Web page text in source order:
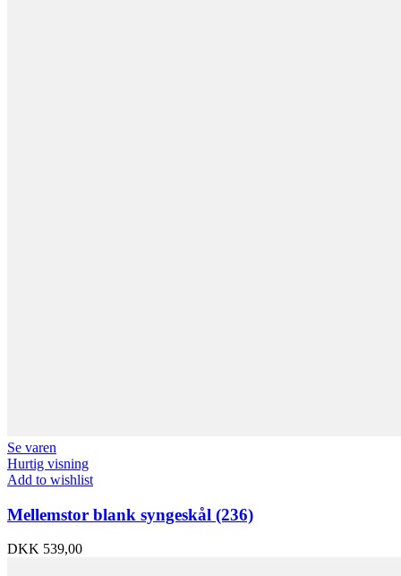
Se varen
Hurtig visning
Add to wishlist
Mellemstor blank syngeskål (236)
DKK 539,00